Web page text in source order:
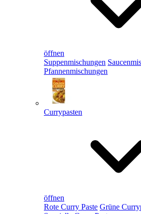
öffnen
Suppenmischungen
Pfannenmischungen
Currypasten
öffnen
Rote Curry Paste Grüne